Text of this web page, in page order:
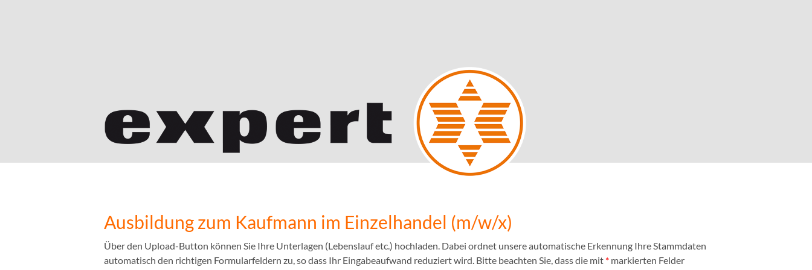
Ausbildung zum Kaufmann im Einzelhandel (m/w/x)
Über den Upload-Button können Sie Ihre Unterlagen (Lebenslauf etc.) hochladen. Dabei ordnet unsere automatische Erkennung Ihre Stammdaten
automatisch den richtigen Formularfeldern zu, so dass Ihr Eingabeaufwand reduziert wird. Bitte beachten Sie, dass die mit * markierten Felder